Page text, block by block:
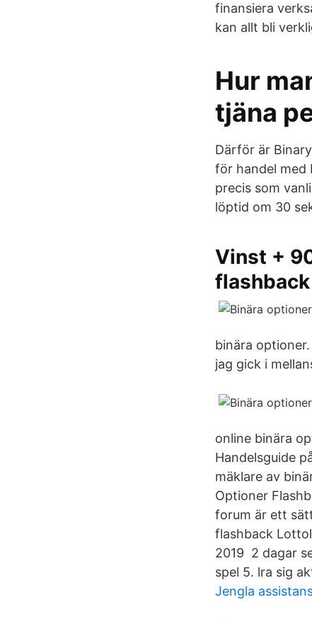
finansiera
kan allt bli
Hur
tjäna
Därför är
för handel med
precis som
löptid om 30
Vinst +
flashback
binära
jag gick i
online binära
Handelsguide
mäklare av
Optioner
forum är ett
flashback
2019 2 dagar
spel 5. lra sig
Jengla